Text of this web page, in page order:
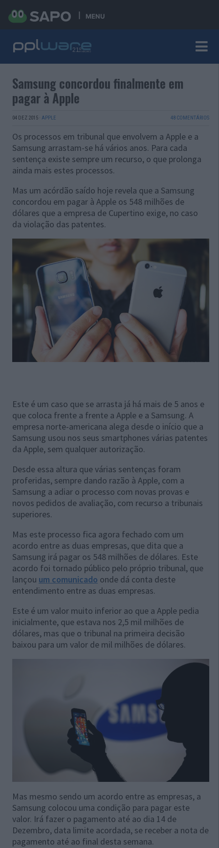
MENU
Samsung concordou finalmente em
pagar à Apple
04 DEZ 2015 · APPLE 48 COMENTÁRIOS
Os processos em tribunal que envolvem a Apple e a
Samsung arrastam-se há vários anos. Para cada
sentença existe sempre um recurso, o que prolonga
ainda mais estes processos.
Mas um acórdão saído hoje revela que a Samsung
concordou em pagar à Apple os 548 milhões de
dólares que a empresa de Cupertino exige, no caso
da violação das patentes.
Este é um caso que se arrasta já há mais de 5 anos e
que coloca frente a frente a Apple e a Samsung. A
empresa norte-americana alega desde o início que a
Samsung usou nos seus smartphones várias patentes
da Apple, sem qualquer autorização.
Desde essa altura que várias sentenças foram
proferidas, sempre dando razão à Apple, com a
Samsung a adiar o processo com novas provas e
novos pedidos de avaliação, com recurso a tribunais
superiores.
Mas este processo fica agora fechado com um
acordo entre as duas empresas, que dita que a
Samsung irá pagar os 548 milhões de dólares. Este
acordo foi tornado público pelo próprio tribunal, que
lançou um comunicado onde dá conta deste
entendimento entre as duas empresas.
Este é um valor muito inferior ao que a Apple pedia
inicialmente, que estava nos 2,5 mil milhões de
dólares, mas que o tribunal na primeira decisão
baixou para um valor de mil milhões de dólares.
Mas mesmo sendo um acordo entre as empresas, a
Samsung colocou uma condição para pagar este
valor. Irá fazer o pagamento até ao dia 14 de
Dezembro, data limite acordada, se receber a nota de
pagamento até ao final desta semana.